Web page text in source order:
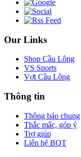
Our Links
Shop Cầu Lông
VS Sports
Vợt Cầu Lông
Thông tin
Thông báo chung
Thắc mắc, góp ý
Trợ giúp
Liên hệ BQT